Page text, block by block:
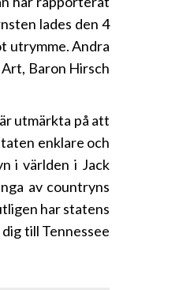
lades den 4
utrymme. Andra
Baron Hirsch
utmärkta på att
enklare och
i världen i Jack
av countryns
har statens
till Tennessee